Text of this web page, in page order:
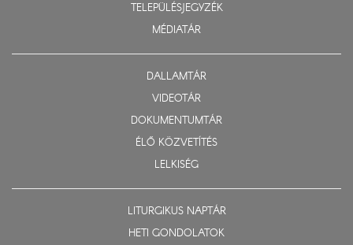
TELEPÜLÉSJEGYZÉK
MÉDIATÁR
DALLAMTÁR
VIDEOTÁR
DOKUMENTUMTÁR
ÉLŐ KÖZVETÍTÉS
LELKISÉG
LITURGIKUS NAPTÁR
HETI GONDOLATOK